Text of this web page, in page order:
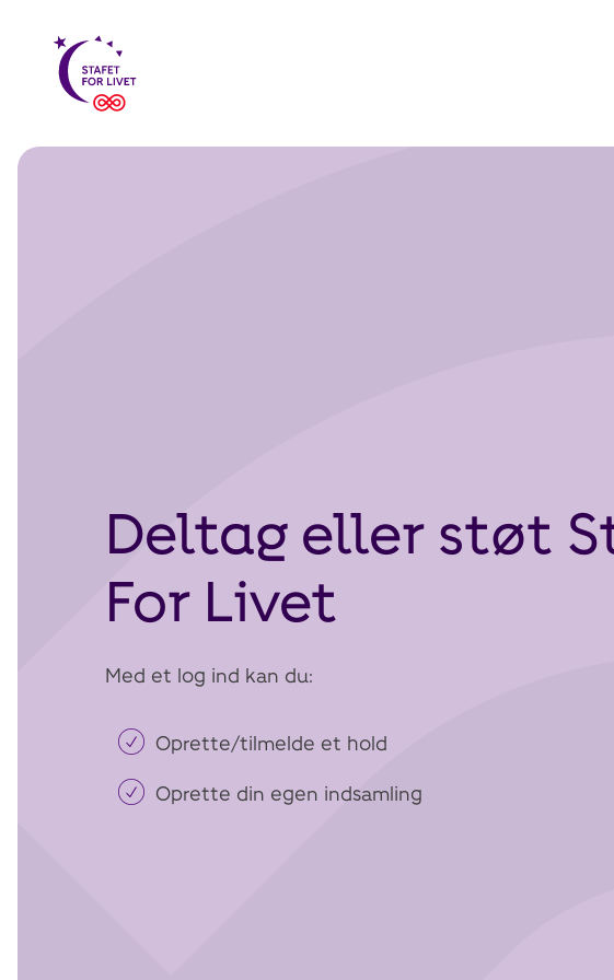
Tilbage
til:
For
Deltag eller støt
For Livet
Med et log ind kan du:
Oprette/tilmelde et hold
Oprette din egen indsamling